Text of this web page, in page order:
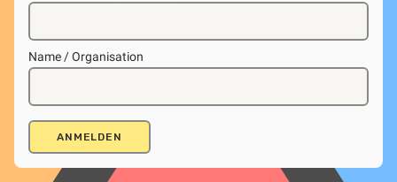
Name / Organisation